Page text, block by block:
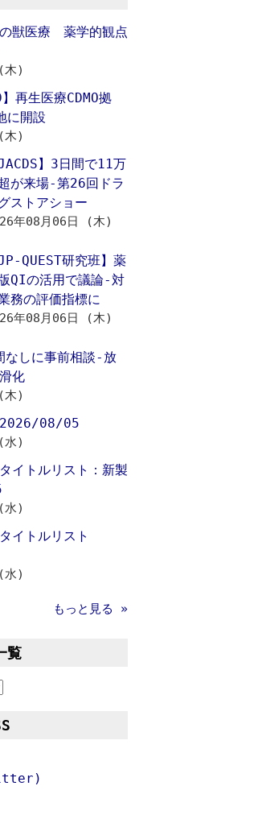
の獣医療 薬学的観点
木)
再生医療CDMO拠
に開設
木)
JACDS】3日間で11万
が来場‐第26回ドラ
ストアショー
年08月06日 (木)
JP-QUEST研究班】薬
QIの活用で議論‐対
務の評価指標に
年08月06日 (木)
なしに事前相談‐放
化
木)
2026/08/05
水)
イトルリスト：新製
水)
イトルリスト
水)
もっと見る »
覧